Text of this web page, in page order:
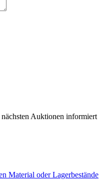
Auktionen informiert